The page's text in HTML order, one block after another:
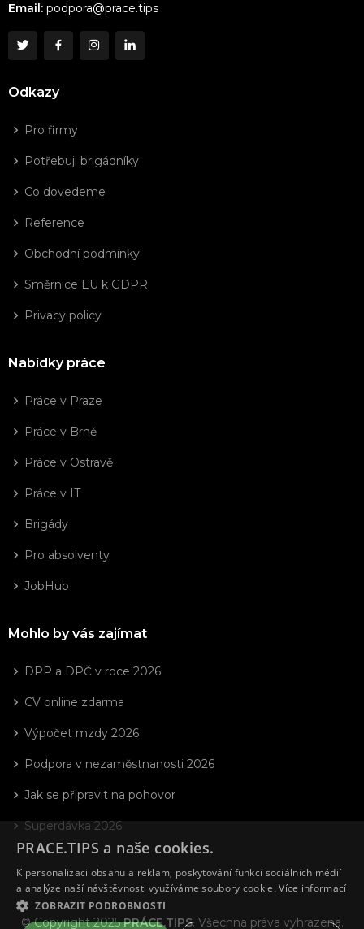
Email: podpora@prace.tips
Odkazy
Pro firmy
Potřebuji brigádníky
Co dovedeme
Reference
Obchodní podmínky
Směrnice EU k GDPR
Privacy policy
Nabídky práce
Práce v Praze
Práce v Brně
Práce v Ostravě
Práce v IT
Brigády
Pro absolventy
JobHub
Mohlo by vás zajímat
DPP a DPČ v roce 2026
CV online zdarma
Výpočet mzdy 2026
Podpora v nezaměstnanosti 2026
Jak se připravit na pohovor
Superdávka 2026
© Copyright 2025PRÁCE.TIPS. Všechna práva vyhrazena.
PRACE.TIPS a naše cookies.
K personalizaci obsahu a reklam, poskytování funkcí sociálních médií
a analýze naší návštěvnosti využíváme soubory cookie.Více informací
ZOBRAZIT PODROBNOSTI